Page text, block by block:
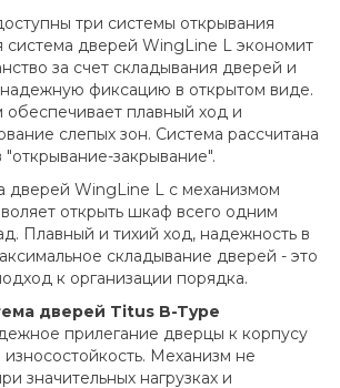
три системы открывания
система дверей WingLine L экономит
за счет складывания дверей и
фиксацию в открытом виде.
плавный ход и
слепых зон. Система рассчитана
закрывание".
дверей WingLine L c механизмом
открыть шкаф всего одним
Плавный и тихий ход, надежность в
складывание дверей - это
к организации порядка.
дверей Titus B-Type
прилегание дверцы к корпусу
Механизм не
значительных нагрузках и